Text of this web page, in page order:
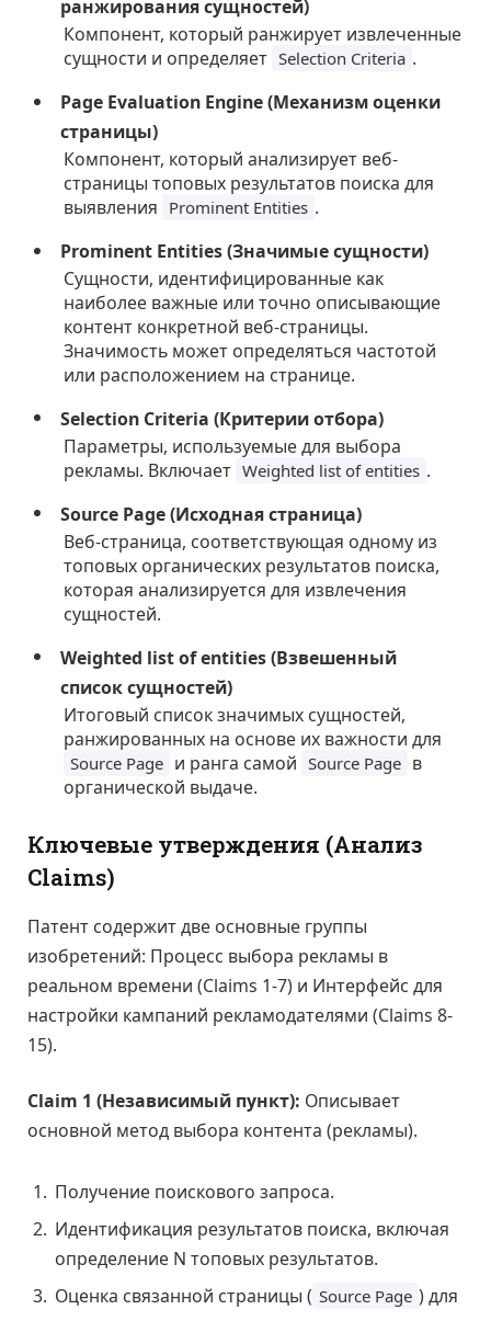
ранжирования сущностей)
Компонент, который ранжирует извлеченные
сущности и определяет Selection Criteria .
Page Evaluation Engine (Механизм оценки
страницы)
Компонент, который анализирует веб-
страницы топовых результатов поиска для
выявления Prominent Entities .
Prominent Entities (Значимые сущности)
Сущности, идентифицированные как
наиболее важные или точно описывающие
контент конкретной веб-страницы.
Значимость может определяться частотой
или расположением на странице.
Selection Criteria (Критерии отбора)
Параметры, используемые для выбора
рекламы. Включает Weighted list of entities .
Source Page (Исходная страница)
Веб-страница, соответствующая одному из
топовых органических результатов поиска,
которая анализируется для извлечения
сущностей.
Weighted list of entities (Взвешенный
список сущностей)
Итоговый список значимых сущностей,
ранжированных на основе их важности для
Source Page и ранга самой Source Page в
органической выдаче.
Ключевые утверждения (Анализ
Claims)
Патент содержит две основные группы
изобретений: Процесс выбора рекламы в
реальном времени (Claims 1-7) и Интерфейс для
настройки кампаний рекламодателями (Claims 8-
15).
Claim 1 (Независимый пункт): Описывает
основной метод выбора контента (рекламы).
Получение поискового запроса.
Идентификация результатов поиска, включая
определение N топовых результатов.
Оценка связанной страницы ( Source Page ) для